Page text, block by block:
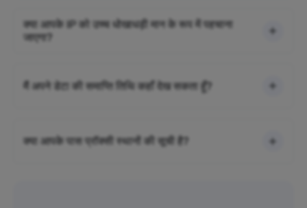
क्या आपके IP को उच्च धोखाधड़ी मान के रूप में पहचाना
जाएगा?
मैं अपने डेटा की समाप्ति तिथि कहाँ देख सकता हूँ?
क्या आपके पास प्रॉक्सी स्थानों की सूची है?